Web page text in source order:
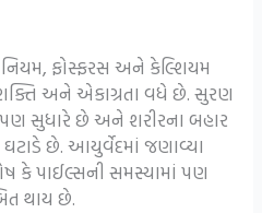
ફોસ્ફરસ અને કેલ્શિયમ
અને એકાગ્રતા વધે છે. સુરણ
પણ સુધારે છે અને શરીરના બહાર
છે. આયુર્વેદમાં જણાવ્યા
કે પાઈલ્સની સમસ્યામાં પણ
થાય છે.